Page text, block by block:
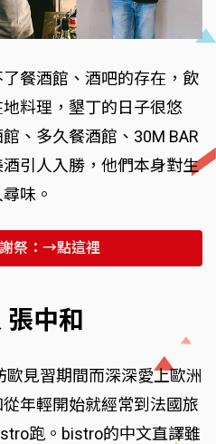
餐酒館、酒吧的存在，飲
料理，墾丁的日子很悠
、多久餐酒館、30M BAR
引人入勝，他們本身對生
味。
祭：→點這裡
中和
見習期間而深深愛上歐洲
年輕開始就經常到法國旅
跑。bistro的中文直譯雖